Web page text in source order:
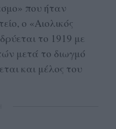
που ήταν
ο «Αιολικός
το 1919 με
μετά το διωγμό
και μέλος του